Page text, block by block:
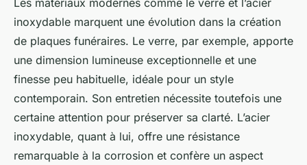
Les matériaux modernes comme le verre et l’acier
inoxydable marquent une évolution dans la création
de plaques funéraires. Le verre, par exemple, apporte
une dimension lumineuse exceptionnelle et une
finesse peu habituelle, idéale pour un style
contemporain. Son entretien nécessite toutefois une
certaine attention pour préserver sa clarté. L’acier
inoxydable, quant à lui, offre une résistance
remarquable à la corrosion et confère un aspect